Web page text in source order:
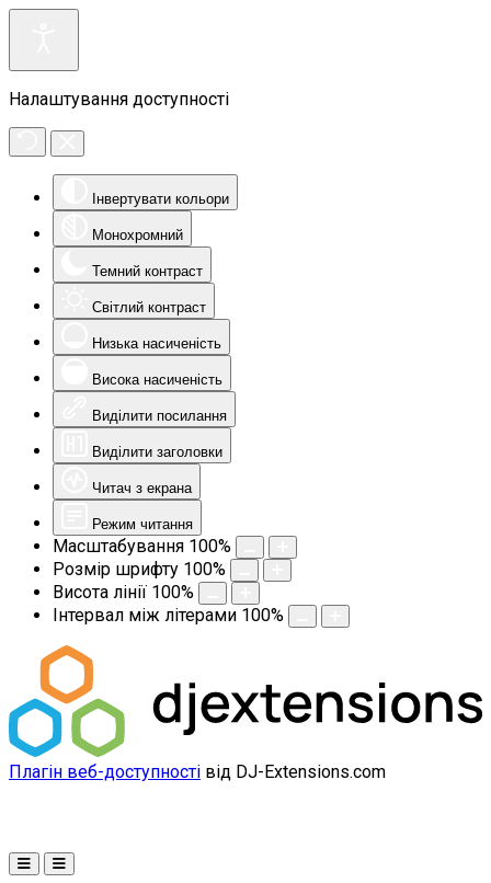
Налаштування доступності
Інвертувати кольори
Монохромний
Темний контраст
Світлий контраст
Низька насиченість
Висока насиченість
Виділити посилання
Виділити заголовки
Читач з екрана
Режим читання
Масштабування 100%
Розмір шрифту 100%
Висота лінії 100%
Інтервал між літерами 100%
Плагін веб-доступності від DJ-Extensions.com